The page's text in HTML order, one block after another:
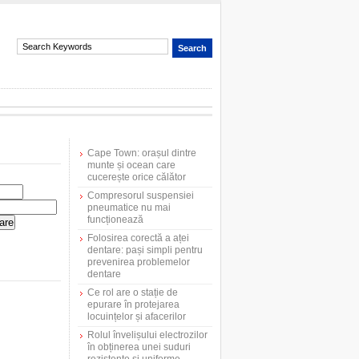
Cape Town: orașul dintre
munte și ocean care
cucerește orice călător
Compresorul suspensiei
pneumatice nu mai
funcționează
Folosirea corectă a aței
dentare: pași simpli pentru
prevenirea problemelor
dentare
Ce rol are o stație de
epurare în protejarea
locuințelor și afacerilor
Rolul învelișului electrozilor
în obținerea unei suduri